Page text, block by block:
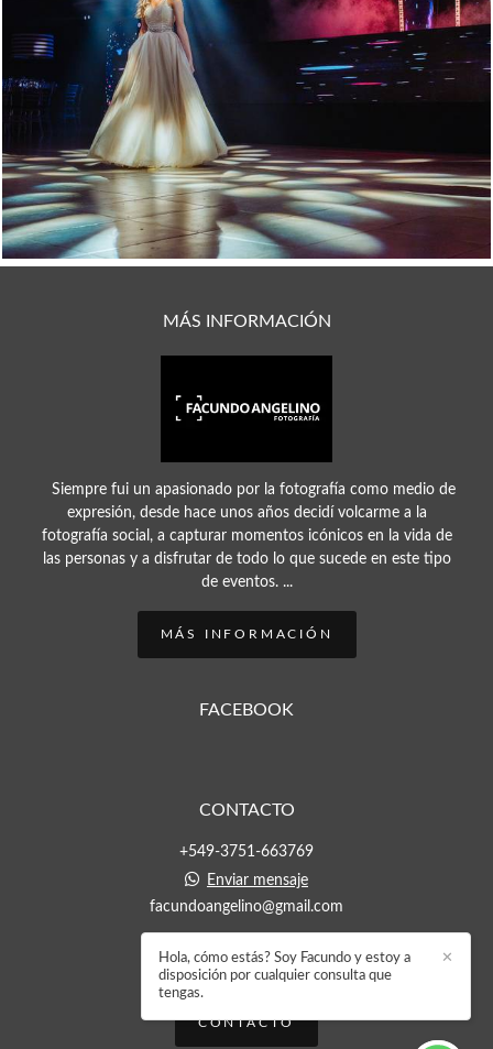
MÁS INFORMACIÓN
Siempre fui un apasionado por la fotografía como medio de
expresión, desde hace unos años decidí volcarme a la
fotografía social, a capturar momentos icónicos en la vida de
las personas y a disfrutar de todo lo que sucede en este tipo
de eventos. ...
MÁS INFORMACIÓN
FACEBOOK
CONTACTO
+549-3751-663769
Enviar mensaje
facundoangelino@gmail.com
CONTACTO
✕
Hola, cómo estás? Soy Facundo y estoy a
disposición por cualquier consulta que
tengas.